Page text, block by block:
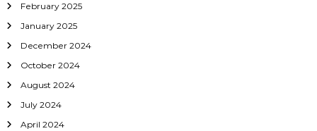
February 2025
January 2025
December 2024
October 2024
August 2024
July 2024
April 2024